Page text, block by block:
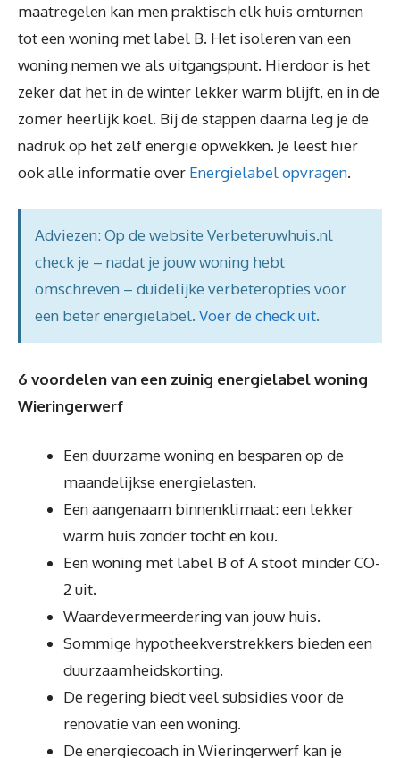
maatregelen kan men praktisch elk huis omturnen
tot een woning met label B. Het isoleren van een
woning nemen we als uitgangspunt. Hierdoor is het
zeker dat het in de winter lekker warm blijft, en in de
zomer heerlijk koel. Bij de stappen daarna leg je de
nadruk op het zelf energie opwekken. Je leest hier
ook alle informatie over Energielabel opvragen.
Adviezen: Op de website Verbeteruwhuis.nl
check je – nadat je jouw woning hebt
omschreven – duidelijke verbeteropties voor
een beter energielabel. Voer de check uit.
6 voordelen van een zuinig energielabel woning
Wieringerwerf
Een duurzame woning en besparen op de
maandelijkse energielasten.
Een aangenaam binnenklimaat: een lekker
warm huis zonder tocht en kou.
Een woning met label B of A stoot minder CO-
2 uit.
Waardevermeerdering van jouw huis.
Sommige hypotheekverstrekkers bieden een
duurzaamheidskorting.
De regering biedt veel subsidies voor de
renovatie van een woning.
De energiecoach in Wieringerwerf kan je